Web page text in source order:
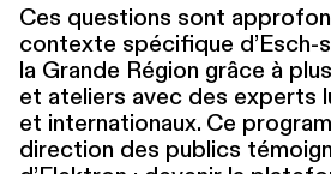
Ces questions sont
contexte spécifique
la Grande Région grâce à
et ateliers avec des experts
et inter­na­tionaux. Ce
direction des publics